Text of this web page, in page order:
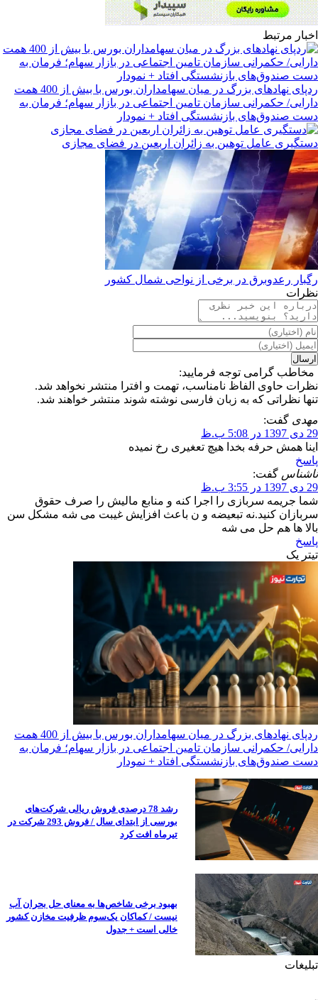
اخبار مرتبط
ردپای نهادهای بزرگ در میان سهامداران بورس با بیش از 400 همت
دارایی/ حکمرانی سازمان تامین اجتماعی در بازار سهام؛ فرمان به
دست صندوق‌های بازنشستگی افتاد + نمودار
دستگیری عامل توهین به زائران اربعین در فضای مجازی
رگبار رعدوبرق در برخی از نواحی شمال کشور
نظرات
مخاطب گرامی توجه فرمایید:
نظرات حاوی الفاظ نامناسب، تهمت و افترا منتشر نخواهد شد.
تنها نظراتی که به زبان فارسی نوشته شوند منتشر خواهند شد.
مهدی گفت:
29 دی 1397 در 5:08 ب.ظ
اینا همش حرفه بخدا هیچ تعغیری رخ نمیده
پاسخ
ناشناس گفت:
29 دی 1397 در 3:55 ب.ظ
شما جریمه سربازی را اجرا کنه و منابع مالیش را صرف حقوق
سربازان کنید.نه تبعیضه و ن باعث افزایش غیبت می شه مشکل سن
بالا ها هم حل می شه
پاسخ
تیترِ یک
ردپای نهادهای بزرگ در میان سهامداران بورس با بیش از 400 همت
دارایی/ حکمرانی سازمان تامین اجتماعی در بازار سهام؛ فرمان به
دست صندوق‌های بازنشستگی افتاد + نمودار
رشد 78 درصدی فروش ریالی شرکت‌های
بورسی از ابتدای سال / فروش 293 شرکت در
تیرماه افت کرد
بهبود برخی شاخص‌ها به معنای حل بحران آب
نیست / کماکان یک‌سوم ظرفیت مخازن کشور
خالی است + جدول
تبلیغات